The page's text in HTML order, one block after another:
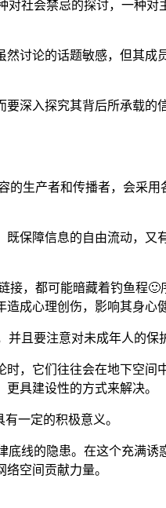
社会禁忌的探讨，一种
讨论的话题敏感，但其成
深入探究其背后所承载
生产者和传播者，会采
保障信息的自由流动，又
，都可能暗藏着钓鱼程
成心理创伤，影响其身心
且要注意对未成年人的保
，它们往往会在地下空间
具建设性的方式来解决。
一定的积极意义。
线的隐患。在这个充满
空间贡献力量。